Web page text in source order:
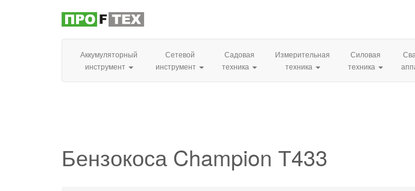
Аккумуляторный
инструмент
Сетевой
инструмент
Садовая
техника
Измерительная
техника
Силовая
техника
Бензокоса Champion Т433